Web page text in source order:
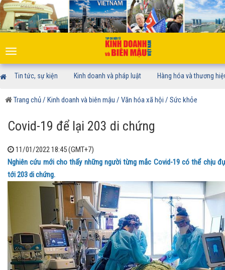
Toggle
navigation
Tin tức, sự kiện Kinh doanh và pháp luật Hàng hóa và thương
Trang chủ/ Kinh doanh và biên mậu / Văn hóa xã hội / Sức khỏe
Covid-19 để lại 203 di chứng
11/01/2022 18:45 (GMT+7)
Nghiên cứu mới cho thấy những người từng mắc Covid-19 có thể chịu
tới 203 di chứng.